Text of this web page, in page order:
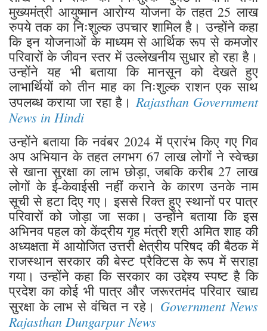
मुख्यमंत्री आयुष्मान आरोग्य योजना के तहत 25 लाख
रुपये तक का निःशुल्क उपचार शामिल है। उन्होंने कहा
कि इन योजनाओं के माध्यम से आर्थिक रूप से कमजोर
परिवारों के जीवन स्तर में उल्लेखनीय सुधार हो रहा है।
उन्होंने यह भी बताया कि मानसून को देखते हुए
लाभार्थियों को तीन माह का निःशुल्क राशन एक साथ
उपलब्ध कराया जा रहा है।Rajasthan Government
News in Hindi
उन्होंने बताया कि नवंबर 2024 में प्रारंभ किए गए गिव
अप अभियान के तहत लगभग 67 लाख लोगों ने स्वेच्छा
से खाना सुरक्षा का लाभ छोड़ा, जबकि करीब 27 लाख
लोगों के ई-केवाईसी नहीं कराने के कारण उनके नाम
सूची से हटा दिए गए। इससे रिक्त हुए स्थानों पर पात्र
परिवारों को जोड़ा जा सका। उन्होंने बताया कि इस
अभिनव पहल को केंद्रीय गृह मंत्री श्री अमित शाह की
अध्यक्षता में आयोजित उत्तरी क्षेत्रीय परिषद की बैठक में
राजस्थान सरकार की बेस्ट प्रैक्टिस के रूप में सराहा
गया। उन्होंने कहा कि सरकार का उद्देश्य स्पष्ट है कि
प्रदेश का कोई भी पात्र और जरूरतमंद परिवार खाद्य
सुरक्षा के लाभ से वंचित न रहे। Government News
Rajasthan Dungarpur News